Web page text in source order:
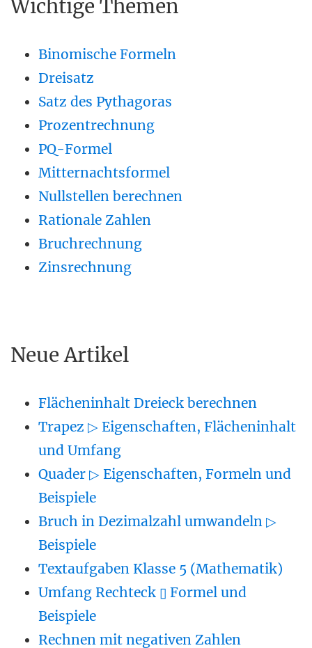
Wichtige Themen
Binomische Formeln
Dreisatz
Satz des Pythagoras
Prozentrechnung
PQ-Formel
Mitternachtsformel
Nullstellen berechnen
Rationale Zahlen
Bruchrechnung
Zinsrechnung
Neue Artikel
Flächeninhalt Dreieck berechnen
Trapez ▷ Eigenschaften, Flächeninhalt
und Umfang
Quader ▷ Eigenschaften, Formeln und
Beispiele
Bruch in Dezimalzahl umwandeln ▷
Beispiele
Textaufgaben Klasse 5 (Mathematik)
Umfang Rechteck ▯ Formel und
Beispiele
Rechnen mit negativen Zahlen